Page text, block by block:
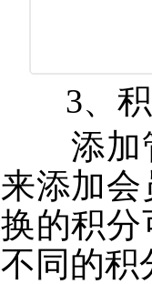
3、积
添加管
来添加
换的积分
不同的积